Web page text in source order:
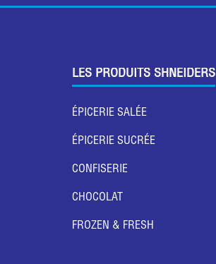
LES PRODUITS SHNEIDERS
ÉPICERIE SALÉE
ÉPICERIE SUCRÉE
CONFISERIE
CHOCOLAT
FROZEN & FRESH